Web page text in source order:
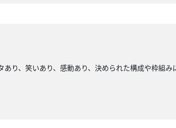
り、笑いあり、感動あり、決められた構成や枠組み